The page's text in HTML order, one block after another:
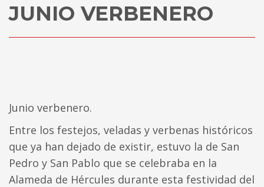
JUNIO VERBENERO
Junio verbenero.
Entre los festejos, veladas y verbenas históricos
que ya han dejado de existir, estuvo la de San
Pedro y San Pablo que se celebraba en la
Alameda de Hércules durante esta festividad del